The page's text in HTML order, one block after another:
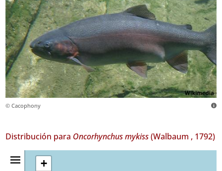
© Cacophony
Distribución para Oncorhynchus mykiss(Walbaum , 1792)
Resumen
+